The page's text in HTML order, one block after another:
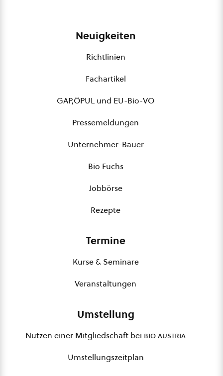
Neuigkeiten
Richtlinien
Fachartikel
GAP,ÖPUL und EU-Bio-VO
Pressemeldungen
Unternehmer-Bauer
Bio Fuchs
Jobbörse
Rezepte
Termine
Kurse & Seminare
Veranstaltungen
Umstellung
Nutzen einer Mitgliedschaft bei bio austria
Umstellungszeitplan